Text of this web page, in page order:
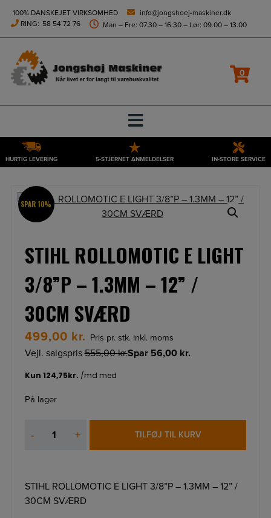
height="0" width="0" style="display:none;visibility:hidden">
Hop
indholdet
100% DANSKEJET VIRKSOMHED
info@jongshoej-maskiner.dk
RING: 58 54 72 76 Man – Fre: 07.30 – 16.30 – Lør: 09.00 – 13.00
0
HURTIG LEVERING 5-STJERNET ANMELDELSER IN-STORE SERVICE
SPAR 10%
STIHL ROLLOMOTIC E LIGHT
3/8”P – 1.3MM – 12” /
30CM SVÆRD
499,00 kr. Pris pr. stk. inkl. moms
Vejl. salgspris555,00kr.Spar 56,00 kr.
På lager
-
ROLLOMOTIC
3/8”P
–
+ TILFØJ TIL KURV
STIHL ROLLOMOTIC E LIGHT 3/8”P – 1.3MM – 12” /
30CM SVÆRD